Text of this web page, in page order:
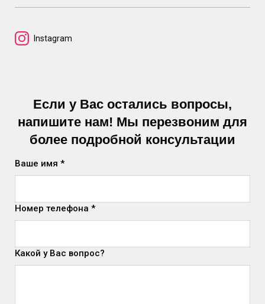
Instagram
Если у Вас остались вопросы,
напишите нам! Мы перезвоним для
более подробной консультации
Ваше имя *
Номер телефона *
Какой у Вас вопрос?